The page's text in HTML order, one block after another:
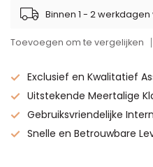
Binnen 1 - 2
Toevoegen om te vergelijken
Exclusief en Kwalitatief
Uitstekende Meertalige
Gebruiksvriendelijke
Snelle en Betrouwbare